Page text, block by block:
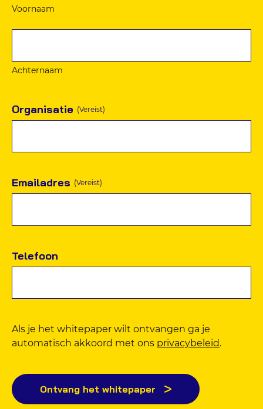
Voornaam
Achternaam
Organisatie (Vereist)
Emailadres (Vereist)
Telefoon
Als je het whitepaper wilt ontvangen ga je
automatisch akkoord met ons privacybeleid.
Ontvang het whitepaper